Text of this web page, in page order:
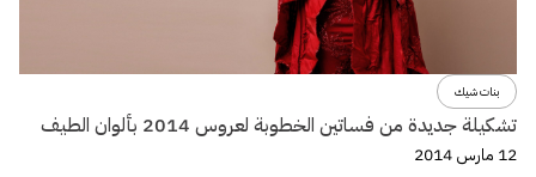
بنات شيك
تشكيلة جديدة من فساتين الخطوبة لعروس 2014 بألوان الطيف
12 مارس 2014